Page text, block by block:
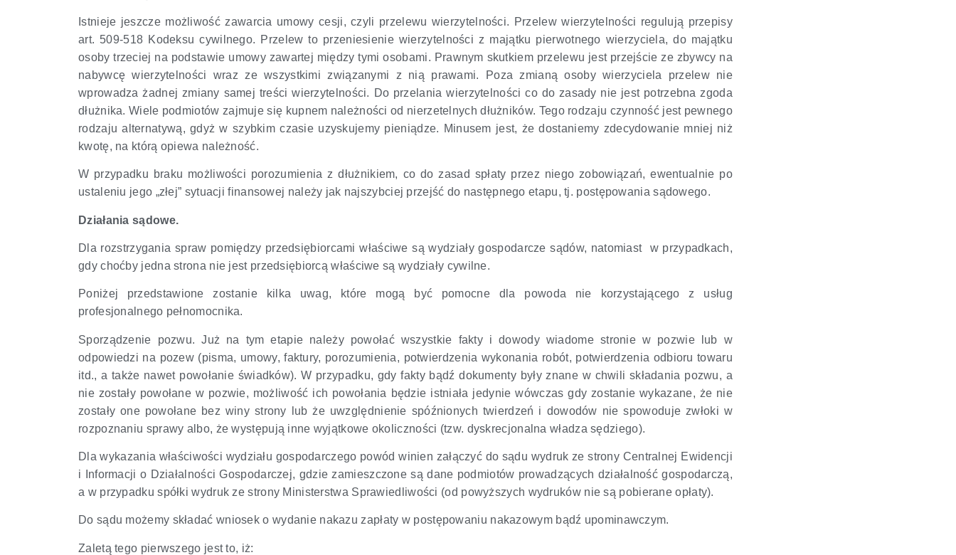
Istnieje jeszcze możliwość zawarcia umowy cesji, czyli przelewu wierzytelności. Przelew wierzytelności regulują przepisy
art. 509-518 Kodeksu cywilnego. Przelew to przeniesienie wierzytelności z majątku pierwotnego wierzyciela, do majątku
osoby trzeciej na podstawie umowy zawartej między tymi osobami. Prawnym skutkiem przelewu jest przejście ze zbywcy na
nabywcę wierzytelności wraz ze wszystkimi związanymi z nią prawami. Poza zmianą osoby wierzyciela przelew nie
wprowadza żadnej zmiany samej treści wierzytelności. Do przelania wierzytelności co do zasady nie jest potrzebna zgoda
dłużnika. Wiele podmiotów zajmuje się kupnem należności od nierzetelnych dłużników. Tego rodzaju czynność jest pewnego
rodzaju alternatywą, gdyż w szybkim czasie uzyskujemy pieniądze. Minusem jest, że dostaniemy zdecydowanie mniej niż
kwotę, na którą opiewa należność.
W przypadku braku możliwości porozumienia z dłużnikiem, co do zasad spłaty przez niego zobowiązań, ewentualnie po
ustaleniu jego „złej” sytuacji finansowej należy jak najszybciej przejść do następnego etapu, tj. postępowania sądowego.
Działania sądowe.
Dla rozstrzygania spraw pomiędzy przedsiębiorcami właściwe są wydziały gospodarcze sądów, natomiast w przypadkach,
gdy choćby jedna strona nie jest przedsiębiorcą właściwe są wydziały cywilne.
Poniżej przedstawione zostanie kilka uwag, które mogą być pomocne dla powoda nie korzystającego z usług
profesjonalnego pełnomocnika.
Sporządzenie pozwu. Już na tym etapie należy powołać wszystkie fakty i dowody wiadome stronie w pozwie lub w
odpowiedzi na pozew (pisma, umowy, faktury, porozumienia, potwierdzenia wykonania robót, potwierdzenia odbioru towaru
itd., a także nawet powołanie świadków). W przypadku, gdy fakty bądź dokumenty były znane w chwili składania pozwu, a
nie zostały powołane w pozwie, możliwość ich powołania będzie istniała jedynie wówczas gdy zostanie wykazane, że nie
zostały one powołane bez winy strony lub że uwzględnienie spóźnionych twierdzeń i dowodów nie spowoduje zwłoki w
rozpoznaniu sprawy albo, że występują inne wyjątkowe okoliczności (tzw. dyskrecjonalna władza sędziego).
Dla wykazania właściwości wydziału gospodarczego powód winien załączyć do sądu wydruk ze strony Centralnej Ewidencji
i Informacji o Działalności Gospodarczej, gdzie zamieszczone są dane podmiotów prowadzących działalność gospodarczą,
a w przypadku spółki wydruk ze strony Ministerstwa Sprawiedliwości (od powyższych wydruków nie są pobierane opłaty).
Do sądu możemy składać wniosek o wydanie nakazu zapłaty w postępowaniu nakazowym bądź upominawczym.
Zaletą tego pierwszego jest to, iż: